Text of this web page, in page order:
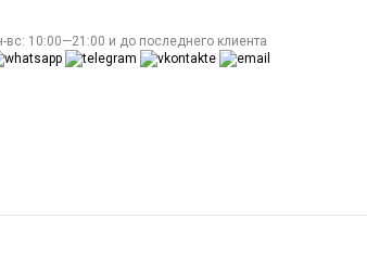
вс: 10:00—21:00 и до последнего клиента